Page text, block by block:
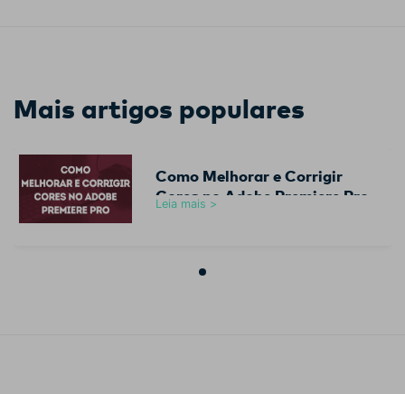
Mais artigos populares
Como Melhorar e Corrigir
Cores no Adobe Premiere Pro
Leia mais >